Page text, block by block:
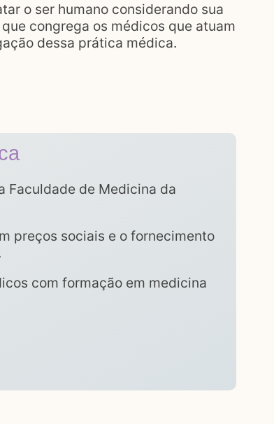
o ser humano considerando sua
congrega os médicos que atuam
dessa prática médica.
Faculdade de Medicina da
preços sociais e o fornecimento
com formação em medicina